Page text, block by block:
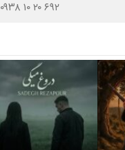
۰۹۳۸ ۱۰ ۲۰ ۶۹۲